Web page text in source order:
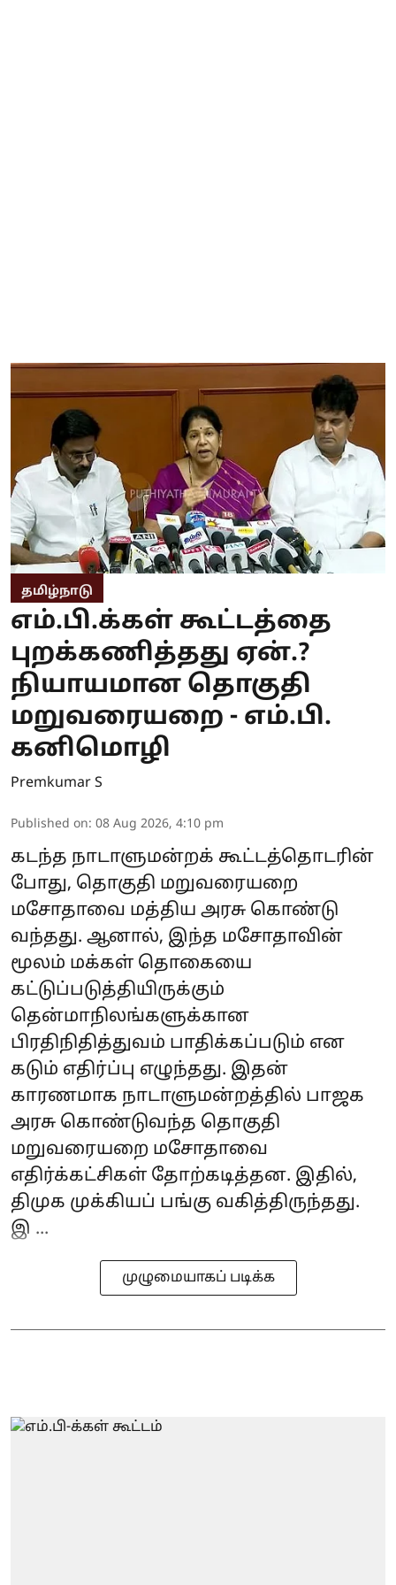
தமிழ்நாடு
எம்.பி.க்கள் கூட்டத்தை
புறக்கணித்தது ஏன்.?
நியாயமான தொகுதி
மறுவரையறை - எம்.பி.
கனிமொழி
Premkumar S
Published on: 08 Aug 2026, 4:10 pm
கடந்த நாடாளுமன்றக் கூட்டத்தொடரின்
போது, தொகுதி மறுவரையறை
மசோதாவை மத்திய அரசு கொண்டு
வந்தது. ஆனால், இந்த மசோதாவின்
மூலம் மக்கள் தொகையை
கட்டுப்படுத்தியிருக்கும்
தென்மாநிலங்களுக்கான
பிரதிநிதித்துவம் பாதிக்கப்படும் என
கடும் எதிர்ப்பு எழுந்தது. இதன்
காரணமாக நாடாளுமன்றத்தில் பாஜக
அரசு கொண்டுவந்த தொகுதி
மறுவரையறை மசோதாவை
எதிர்க்கட்சிகள் தோற்கடித்தன. இதில்,
திமுக முக்கியப் பங்கு வகித்திருந்தது.
இ ...
முழுமையாகப் படிக்க